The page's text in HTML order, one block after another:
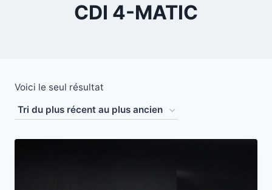
CDI 4-MATIC
Voici le seul résultat